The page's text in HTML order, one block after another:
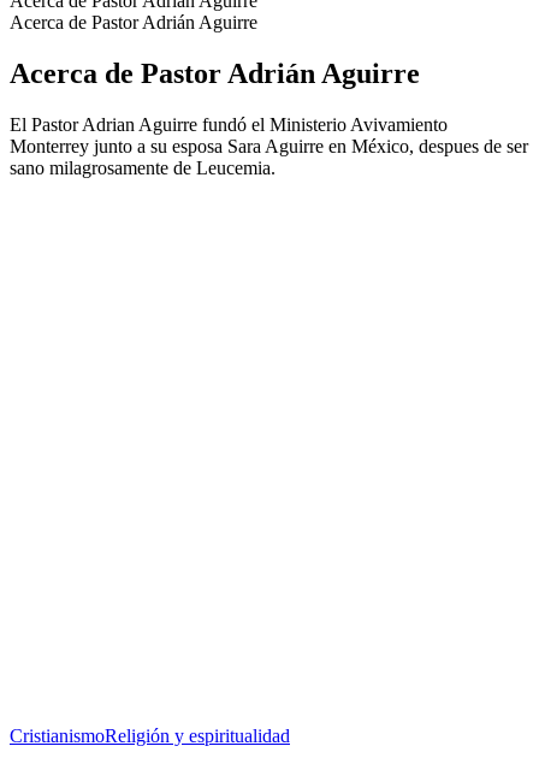
Acerca de Pastor Adrián Aguirre
Acerca de Pastor Adrián Aguirre
El Pastor Adrian Aguirre fundó el Ministerio Avivamiento
Monterrey junto a su esposa Sara Aguirre en México, despues de ser
sano milagrosamente de Leucemia.
CristianismoReligión y espiritualidad